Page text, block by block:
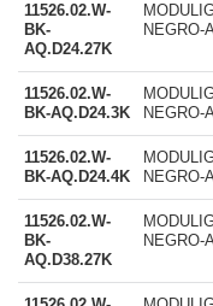
11526.02.W-
BK-
AQ.D24.27K
NEGRO-
11526.02.W-
BK-AQ.D24.3K
NEGRO-
11526.02.W-
BK-AQ.D24.4K
NEGRO-
11526.02.W-
BK-
AQ.D38.27K
NEGRO-